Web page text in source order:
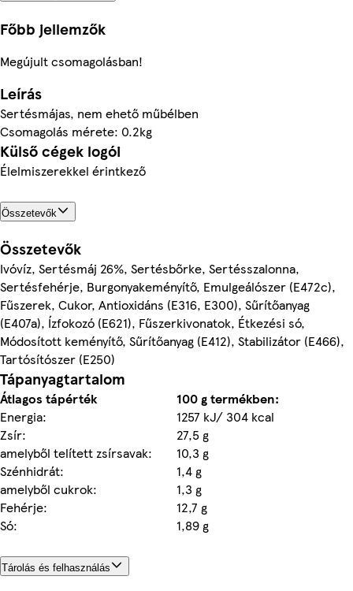
Főbb jellemzők
Megújult csomagolásban!
Leírás
Sertésmájas, nem ehető műbélben
Csomagolás mérete: 0.2kg
Külső cégek logói
Élelmiszerekkel érintkező
Összetevők
Összetevők
Ivóvíz, Sertésmáj 26%, Sertésbőrke, Sertésszalonna,
Sertésfehérje, Burgonyakeményítő, Emulgeálószer (E472c),
Fűszerek, Cukor, Antioxidáns (E316, E300), Sűrítőanyag
(E407a), Ízfokozó (E621), Fűszerkivonatok, Étkezési só,
Módosított keményítő, Sűrítőanyag (E412), Stabilizátor (E466),
Tartósítószer (E250)
Tápanyagtartalom
Átlagos tápérték
100 g termékben:
Energia:
1257 kJ/ 304 kcal
Zsír:
27,5 g
amelyből telített zsírsavak:
10,3 g
Szénhidrát:
1,4 g
amelyből cukrok:
1,3 g
Fehérje:
12,7 g
Só:
1,89 g
Tárolás és felhasználás